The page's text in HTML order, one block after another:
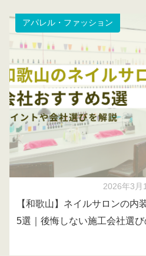
アパレル・ファッション
2026年3月
【和歌山】ネイルサロンの内
5選｜後悔しない施工会社選